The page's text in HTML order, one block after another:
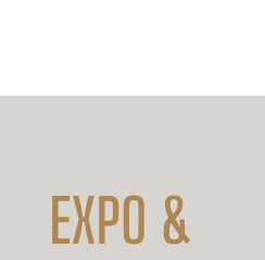
EXPO &